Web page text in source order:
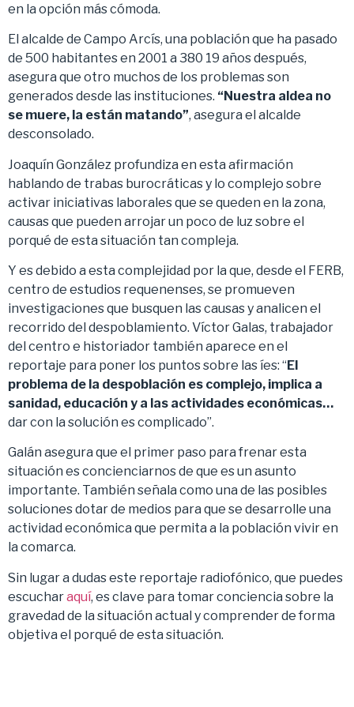
en la opción más cómoda.
El alcalde de Campo Arcís, una población que ha pasado
de 500 habitantes en 2001 a 380 19 años después,
asegura que otro muchos de los problemas son
generados desde las instituciones. “Nuestra aldea no
se muere, la están matando”, asegura el alcalde
desconsolado.
Joaquín González profundiza en esta afirmación
hablando de trabas burocráticas y lo complejo sobre
activar iniciativas laborales que se queden en la zona,
causas que pueden arrojar un poco de luz sobre el
porqué de esta situación tan compleja.
Y es debido a esta complejidad por la que, desde el FERB,
centro de estudios requenenses, se promueven
investigaciones que busquen las causas y analicen el
recorrido del despoblamiento. Víctor Galas, trabajador
del centro e historiador también aparece en el
reportaje para poner los puntos sobre las íes: “El
problema de la despoblación es complejo, implica a
sanidad, educación y a las actividades económicas…
dar con la solución es complicado”.
Galán asegura que el primer paso para frenar esta
situación es concienciarnos de que es un asunto
importante. También señala como una de las posibles
soluciones dotar de medios para que se desarrolle una
actividad económica que permita a la población vivir en
la comarca.
Sin lugar a dudas este reportaje radiofónico, que puedes
escucharaquí, es clave para tomar conciencia sobre la
gravedad de la situación actual y comprender de forma
objetiva el porqué de esta situación.